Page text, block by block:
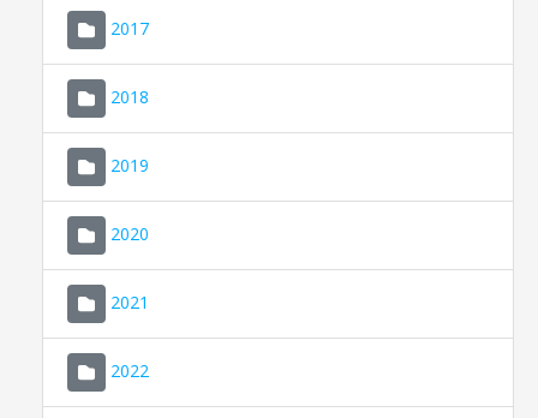
2017
2018
2019
2020
2021
2022